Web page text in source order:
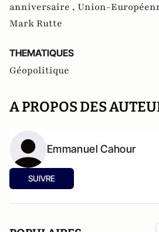
anniversaire , Union-
Mark Rutte
THEMATIQUES
Géopolitique
A PROPOS DES
Emmanuel Cahour
SUIVRE